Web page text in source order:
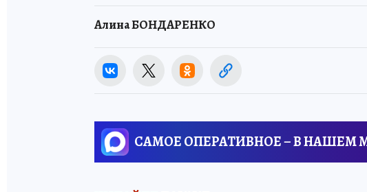
Алина БОНДАРЕНКО
САМОЕ ОПЕРАТИВНОЕ – В НАШЕМ